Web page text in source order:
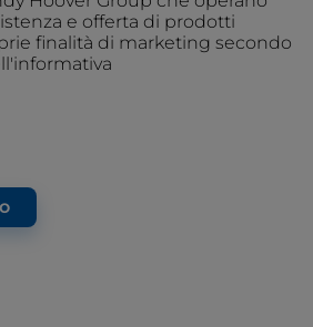
e offerta di prodotti
finalità di marketing secondo